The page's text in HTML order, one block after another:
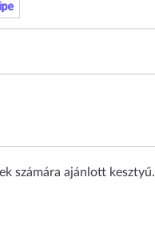
számára ajánlott kesztyű.